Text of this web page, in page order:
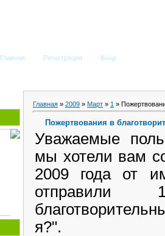
Главная Регистрация Вход
Главная » 2009 » Март » 1 »
Пожертвования в
Уважаемые
мы хотели вам
2009 года от
я?".